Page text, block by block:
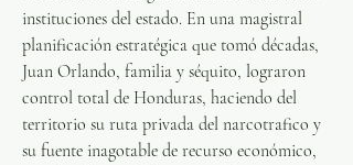
instituciones del estado. En una magistral
planificación estratégica que tomó décadas,
Juan Orlando, familia y séquito, lograron
control total de Honduras, haciendo del
territorio su ruta privada del narcotrafico y
su fuente inagotable de recurso económico,